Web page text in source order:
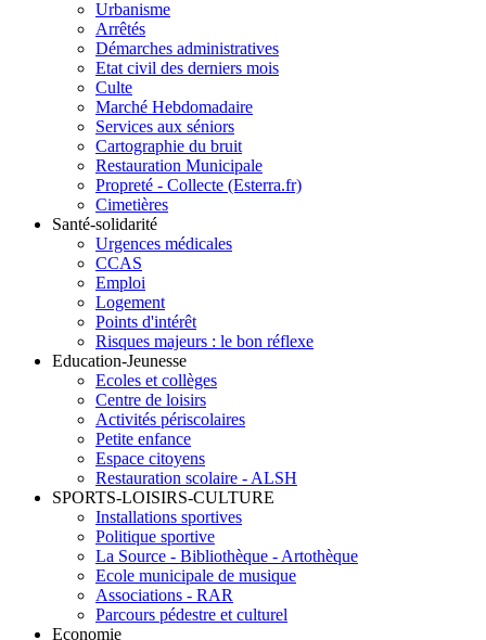
Urbanisme
Arrêtés
Démarches administratives
Etat civil des derniers mois
Culte
Marché Hebdomadaire
Services aux séniors
Cartographie du bruit
Restauration Municipale
Propreté - Collecte (Esterra.fr)
Cimetières
Santé-solidarité
Urgences médicales
CCAS
Emploi
Logement
Points d'intérêt
Risques majeurs : le bon réflexe
Education-Jeunesse
Ecoles et collèges
Centre de loisirs
Activités périscolaires
Petite enfance
Espace citoyens
Restauration scolaire - ALSH
SPORTS-LOISIRS-CULTURE
Installations sportives
Politique sportive
La Source - Bibliothèque - Artothèque
Ecole municipale de musique
Associations - RAR
Parcours pédestre et culturel
Economie